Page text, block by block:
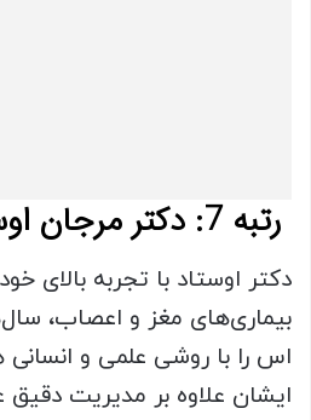
رتبه 7: دکتر مرجان اوستاد
دکتر اوستاد با تجربه‌ بالای
بیماری‌های مغز و اعصاب،
اس را با روشی علمی و
ایشان علاوه بر مدیریت دقیق